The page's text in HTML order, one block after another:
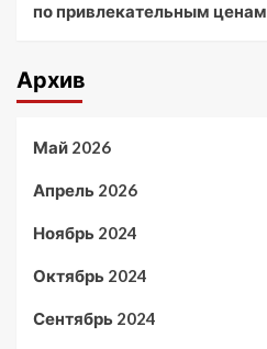
по привлекательным ценам
Архив
Май 2026
Апрель 2026
Ноябрь 2024
Октябрь 2024
Сентябрь 2024